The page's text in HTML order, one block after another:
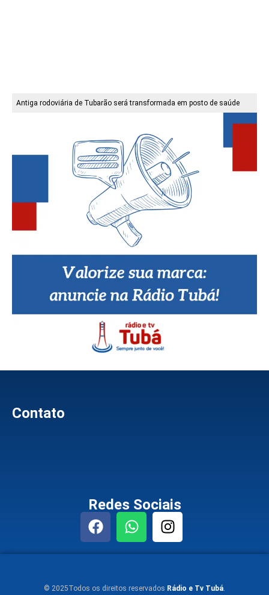
Antiga rodoviária de Tubarão será transformada em posto de saúde
Contato
Redes Sociais
© 2025Todos os direitos reservados Rádio e Tv Tubá.